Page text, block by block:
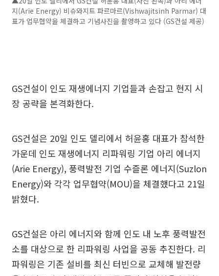
지(Arie Energy) 비슈와지트 파르마르(Vishwajitsinh Parmar) 대
표가 업무협약을 체결하고 기념사진을 촬영하고 있다 (GS건설 제공)
GS건설이 인도 재생에너지 기업들과 손잡고 현지 시
장 공략을 본격화한다.
GS건설은 20일 인도 델리에서 허윤홍 대표가 참석한
가운데 인도 재생에너지 리파워링 기업 아리 에너지
(Arie Energy), 풍력발전 기업 수즐론 에너지(Suzlon
Energy)와 각각 업무협약(MOU)을 체결했다고 21일
밝혔다.
GS건설은 아리 에너지와 함께 인도 내 노후 풍력발전
소를 대상으로 한 리파워링 사업을 공동 추진한다. 리
파워링은 기존 설비를 최신 터빈으로 교체해 발전량